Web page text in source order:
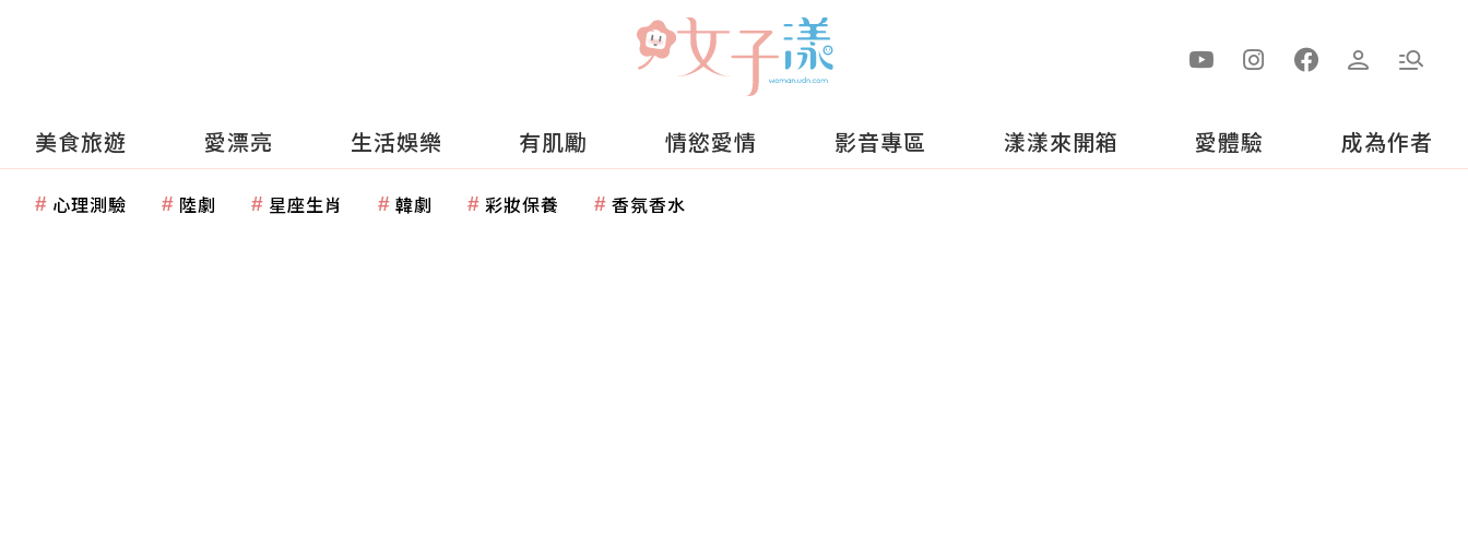
美食旅遊 愛漂亮 生活娛樂 有肌勵 情慾愛情 影音專區 漾漾來開箱 愛體驗 成為作者
心理測驗 陸劇 星座生肖 韓劇 彩妝保養 香氛香水